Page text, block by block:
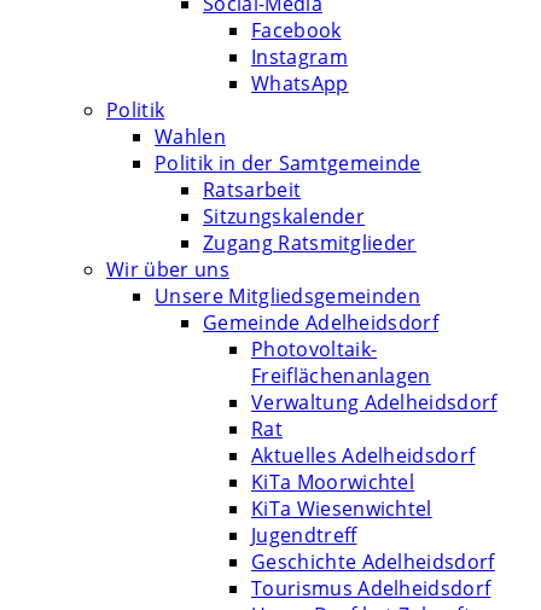
Facebook
Instagram
WhatsApp
Politik
Wahlen
Politik in der Samtgemeinde
Ratsarbeit
Sitzungskalender
Zugang Ratsmitglieder
Wir über uns
Unsere Mitgliedsgemeinden
Gemeinde Adelheidsdorf
Photovoltaik-
Freiflächenanlagen
Verwaltung Adelheidsdorf
Rat
Aktuelles Adelheidsdorf
KiTa Moorwichtel
KiTa Wiesenwichtel
Jugendtreff
Geschichte Adelheidsdorf
Tourismus Adelheidsdorf